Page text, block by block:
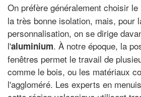
On préfère généralement choisir le
la très bonne isolation, mais, pour
personnalisation, on se dirige
l'aluminium. À notre époque, la
fenêtres permet le travail de
comme le bois, ou les matériaux
l'aggloméré. Les experts en